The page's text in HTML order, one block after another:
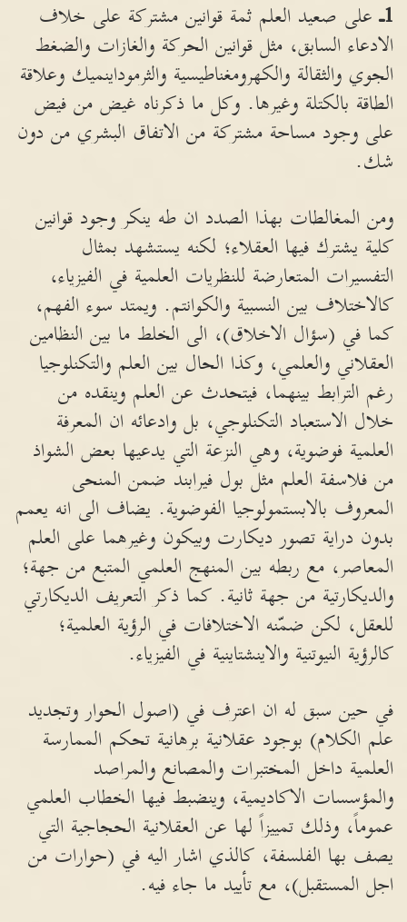
1ـعلى صعيد العلم ثمة قوانين مشتركة على خلاف
الادعاء السابق، مثل قوانين الحركة والغازات والضغط
الجوي والثقالة والكهرومغناطيسية والثرموداينميك وعلاقة
الطاقة بالكتلة وغيرها. وكل ما ذكرناه غيض من فيض
على وجود مساحة مشتركة من الاتفاق البشري من دون
شك.
ومن المغالطات بهذا الصدد ان طه ينكر وجود قوانين
كلية يشترك فيها العقلاء؛ لكنه يستشهد بمثال
التفسيرات المتعارضة للنظريات العلمية في الفيزياء،
كالاختلاف بين النسبية والكوانتم. ويمتد سوء الفهم،
كما في (سؤال الاخلاق)، الى الخلط ما بين النظامين
العقلاني والعلمي، وكذا الحال بين العلم والتكنلوجيا
رغم الترابط بينهما، فيتحدث عن العلم وينقده من
خلال الاستعباد التكنلوجي، بل وادعائه ان المعرفة
العلمية فوضوية، وهي النزعة التي يدعيها بعض الشواذ
من فلاسفة العلم مثل بول فيرابند ضمن المنحى
المعروف بالابستمولوجيا الفوضوية. يضاف الى انه يعمم
بدون دراية تصور ديكارت وبيكون وغيرهما على العلم
المعاصر، مع ربطه بين المنهج العلمي المتبع من جهة؛
والديكارتية من جهة ثانية. كما ذكر التعريف الديكارتي
للعقل، لكن ضمّنه الاختلافات في الرؤية العلمية؛
كالرؤية النيوتنية والاينشتاينية في الفيزياء.
في حين سبق له ان اعترف في (اصول الحوار وتجديد
علم الكلام) بوجود عقلانية برهانية تحكم الممارسة
العلمية داخل المختبرات والمصانع والمراصد
والمؤسسات الاكاديمية، وينضبط فيها الخطاب العلمي
عموماً، وذلك تمييزاً لها عن العقلانية الحجاجية التي
يصف بها الفلسفة، كالذي اشار اليه في (حوارات من
اجل المستقبل)، مع تأييد ما جاء فيه.